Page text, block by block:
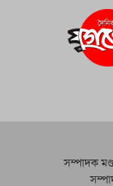
সম্পাদক